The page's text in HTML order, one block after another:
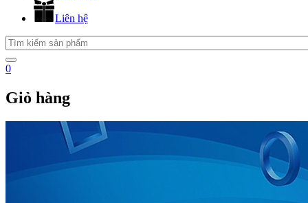
Liên hệ
0
Giỏ hàng